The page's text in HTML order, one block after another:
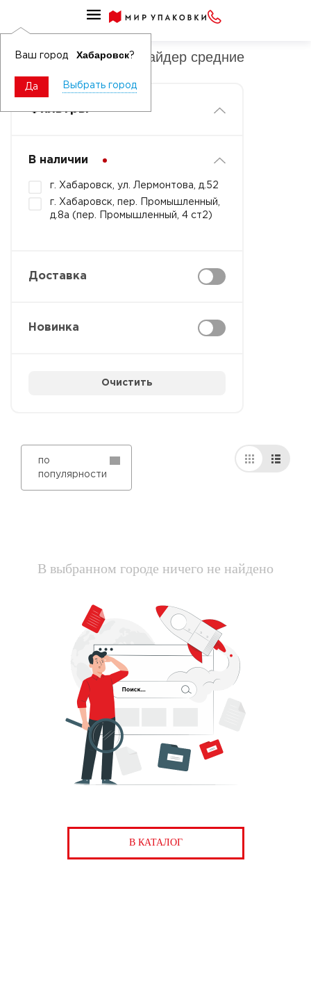
Ваш город Хабаровск?
Да Выбрать город
Пакеты ПЭ зиплок слайдер средние
Фильтры
В наличии
г. Хабаровск, ул. Лермонтова, д.52
г. Хабаровск, пер. Промышленный,
д.8а (пер. Промышленный, 4 ст2)
Доставка
Новинка
Очистить
по
популярности
В выбранном городе ничего не найдено
В КАТАЛОГ